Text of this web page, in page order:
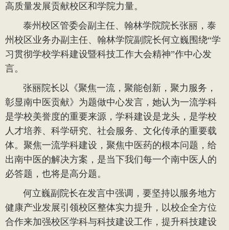
高质量发展贡献校区和学院力量。
泰州校区管委会副主任、翰林学院院长张丽，泰
州校区业务办副主任、翰林学院副院长何立巍围绕“学
习贯彻学校学科建设暨科技工作大会精神”作中心发
言。
张丽院长以《聚焦一流，聚能创新，聚力服务，
彰显南中医贡献》为题做中心发言，她认为一流学科
是学校美誉度的重要来源，学科建设是龙头，是学校
人才培养、科学研究、社会服务、文化传承的重要载
体。聚焦一流学科建设，聚焦中医药的根本问题，给
出南中医的解决方案，是当下我们每一个南中医人的
必答题，也将是高分题。
何立巍副院长在发言中强调，要坚持以服务地方
健康产业发展引领校区整体实力提升，以校企全方位
合作来加强校区学科与科技建设工作，提升科技建设